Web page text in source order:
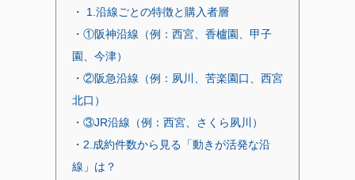
・ 1.沿線ごとの特徴と購入者層
・①阪神沿線（例：西宮、香櫨園、甲子
園、今津）
・②阪急沿線（例：夙川、苦楽園口、西宮
北口）
・③JR沿線（例：西宮、さくら夙川）
・2.成約件数から見る「動きが活発な沿
線」は？